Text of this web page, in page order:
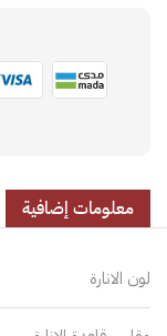
معلومات إضافية
لون الانارة